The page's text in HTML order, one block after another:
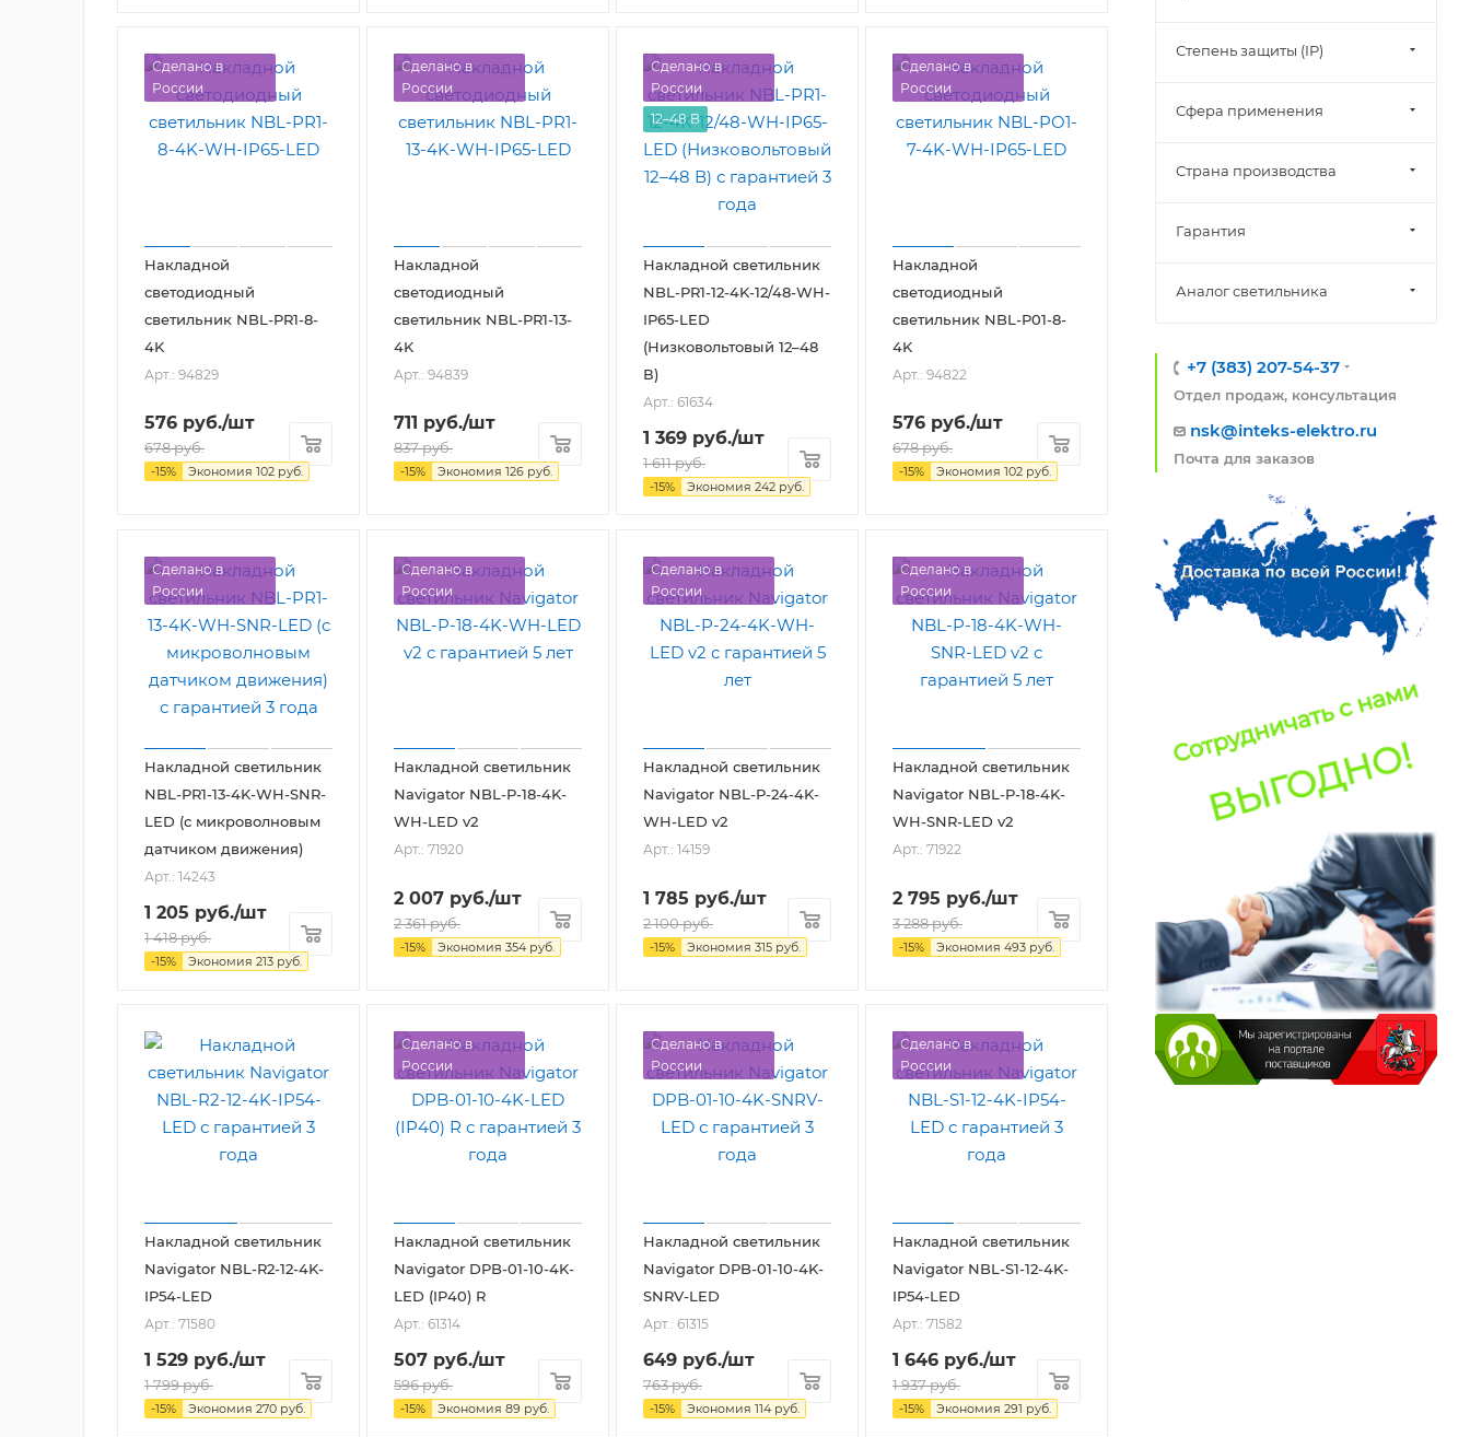
Сделано в
России
Накладной
светодиодный
светильник NBL-PR1-8-
4K
Арт.: 94829
576 руб./шт
678руб.
-15% Экономия 102 руб.
Сделано в
России
Накладной
светодиодный
светильник NBL-PR1-13-
4K
Арт.: 94839
711 руб./шт
837руб.
-15% Экономия 126 руб.
Сделано в
России
12–48 В
Накладной светильник
NBL-PR1-12-4K-12/48-WH-
IP65-LED
(Низковольтовый 12–48
В)
Арт.: 61634
1 369 руб./шт
1 611руб.
-15% Экономия 242 руб.
Сделано в
России
Накладной
светодиодный
светильник NBL-P01-8-
4K
Арт.: 94822
576 руб./шт
678руб.
-15% Экономия 102 руб.
Сделано в
России
Накладной светильник
NBL-PR1-13-4K-WH-SNR-
LED (с микроволновым
датчиком движения)
Арт.: 14243
1 205 руб./шт
1 418руб.
-15% Экономия 213 руб.
Сделано в
России
Накладной светильник
Navigator NBL-P-18-4K-
WH-LED v2
Арт.: 71920
2 007 руб./шт
2 361руб.
-15% Экономия 354 руб.
Сделано в
России
Накладной светильник
Navigator NBL-P-24-4K-
WH-LED v2
Арт.: 14159
1 785 руб./шт
2 100руб.
-15% Экономия 315 руб.
Сделано в
России
Накладной светильник
Navigator NBL-P-18-4K-
WH-SNR-LED v2
Арт.: 71922
2 795 руб./шт
3 288руб.
-15% Экономия 493 руб.
Накладной светильник
Navigator NBL-R2-12-4K-
IP54-LED
Арт.: 71580
1 529 руб./шт
1 799руб.
-15% Экономия 270 руб.
Сделано в
России
Накладной светильник
Navigator DPB-01-10-4K-
LED (IP40) R
Арт.: 61314
507 руб./шт
596руб.
-15% Экономия 89 руб.
Сделано в
России
Накладной светильник
Navigator DPB-01-10-4K-
SNRV-LED
Арт.: 61315
649 руб./шт
763руб.
-15% Экономия 114 руб.
Сделано в
России
Накладной светильник
Navigator NBL-S1-12-4K-
IP54-LED
Арт.: 71582
1 646 руб./шт
1 937руб.
-15% Экономия 291 руб.
Степень защиты (IP)
Сфера применения
Страна производства
Гарантия
Аналог светильника
+7 (383) 207-54-37
Отдел продаж, консультация
nsk@inteks-elektro.ru
Почта для заказов